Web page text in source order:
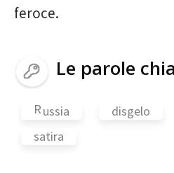
feroce.
Le parole
Russia disgelo
satira